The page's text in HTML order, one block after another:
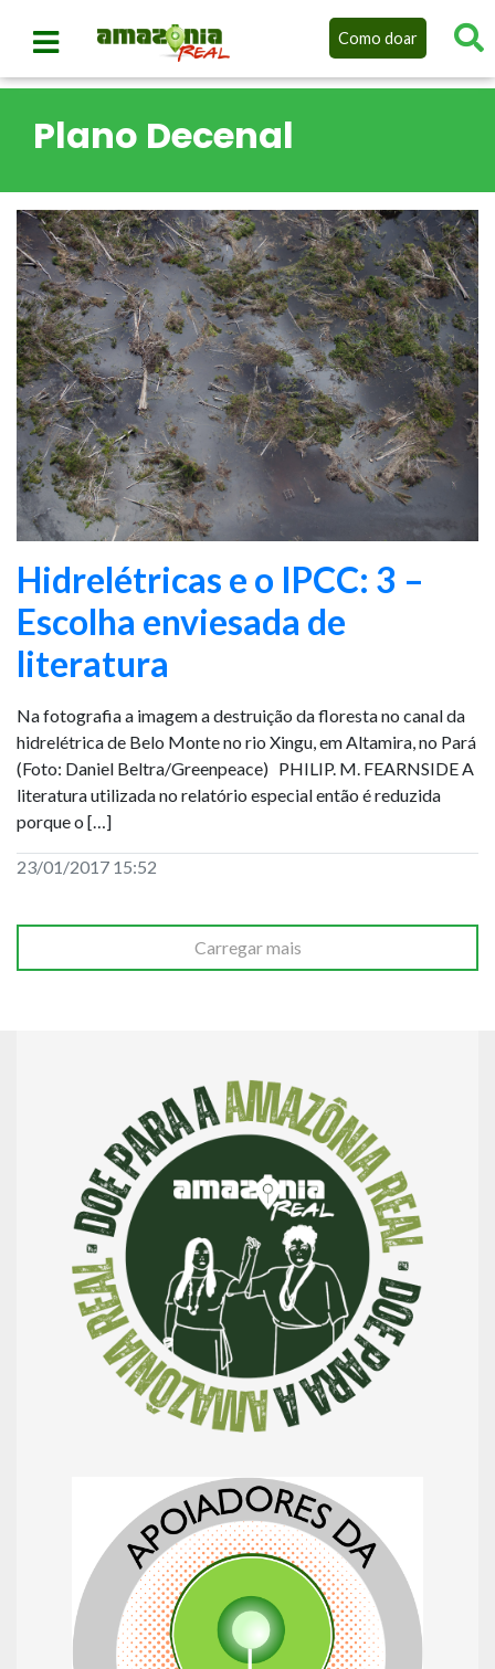
Como doar
Plano Decenal
Hidrelétricas e o IPCC: 3 –
Escolha enviesada de
literatura
Na fotografia a imagem a destruição da floresta no canal da
hidrelétrica de Belo Monte no rio Xingu, em Altamira, no Pará
(Foto: Daniel Beltra/Greenpeace) PHILIP. M. FEARNSIDE A
literatura utilizada no relatório especial então é reduzida
porque o […]
23/01/2017 15:52
Carregar mais